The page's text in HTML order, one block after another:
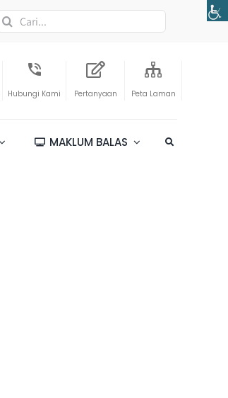
Search
Hubungi Kami Pertanyaan Peta Laman
MAKLUM BALAS